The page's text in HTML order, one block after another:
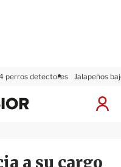
perros detectores Jalapeños
I
x
a su cargo